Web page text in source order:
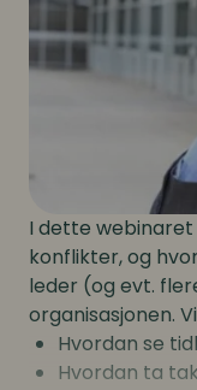
I dette
konflikter, og
leder (og evt.
organisasjonen.
Hvordan se
Hvordan ta